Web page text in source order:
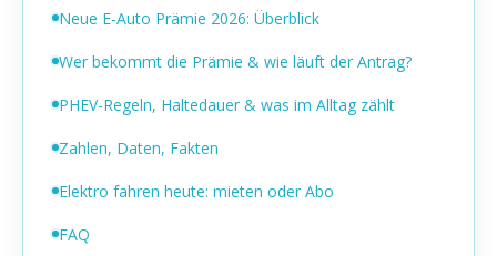
Neue E-Auto Prämie 2026: Überblick
Wer bekommt die Prämie & wie läuft der Antrag?
PHEV-Regeln, Haltedauer & was im Alltag zählt
Zahlen, Daten, Fakten
Elektro fahren heute: mieten oder Abo
FAQ